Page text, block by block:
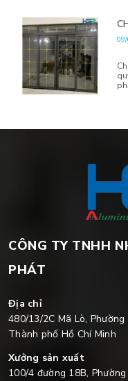
CÔNG TY TNHH
PHÁT
Địa chỉ
480/13/2C Mã Lò,
Thành phố Hồ Chí Minh
Xưởng sản xuất
100/4 đường 18B,